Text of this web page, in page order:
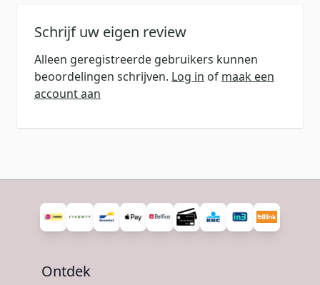
Schrijf uw eigen review
Alleen geregistreerde gebruikers kunnen
beoordelingen schrijven. Log in of maak een
account aan
Ontdek